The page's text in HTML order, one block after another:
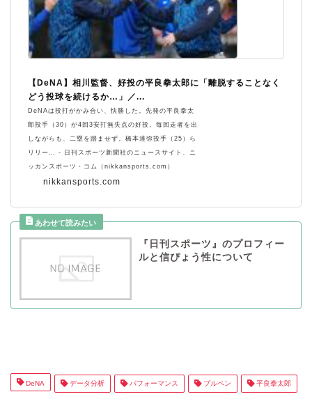
nikkansports.com
【DeNA】相川監督、好投の平良拳太郎に「離脱することなく
どう投球を続けるか…」／...
DeNAは投打がかみ合い、快勝した。先発の平良拳太
郎投手（30）が4回3安打無失点の好投。毎回走者を出
しながらも、二塁を踏ませず。橋本達弥投手（25）ら
リリー… - 日刊スポーツ新聞社のニュースサイト、ニ
ッカンスポーツ・コム（nikkansports.com）
『日刊スポーツ』のプロフィー
ルと信ぴょう性について
DeNA データ分析 パフォーマンス ブルペン 平良拳太郎